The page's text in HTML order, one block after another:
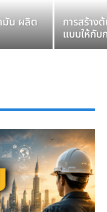
มัน ผลิต การสร้าง
แบบให้กับ